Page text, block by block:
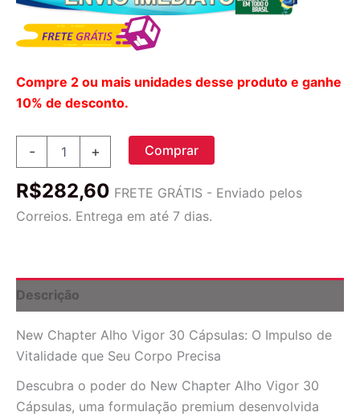
Compre 2 ou mais unidades desse produto e ganhe
10% de desconto.
-
Vigor
Cápsulas:
o
Seu
a
Dia
+ Comprar
R$282,60 FRETE GRÁTIS - Enviado pelos
Correios. Entrega em até 7 dias.
Descrição
New Chapter Alho Vigor 30 Cápsulas: O Impulso de
Vitalidade que Seu Corpo Precisa
Descubra o poder do New Chapter Alho Vigor 30
Cápsulas, uma formulação premium desenvolvida